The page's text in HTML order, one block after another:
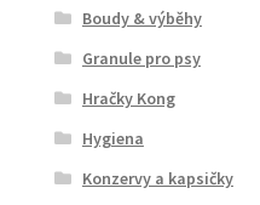
Boudy & výběhy
Granule pro psy
Hračky Kong
Hygiena
Konzervy a kapsičky